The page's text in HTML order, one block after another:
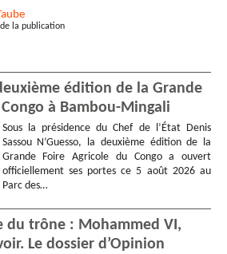
la publication
édition de la Grande
à Bambou-Mingali
Sous la présidence du Chef de l’État Denis
Sassou N’Guesso, la deuxième édition de la
Grande Foire Agricole du Congo a ouvert
officiellement ses portes ce 5 août 2026 au
Parc des…
du trône : Mohammed VI,
Le dossier d’Opinion